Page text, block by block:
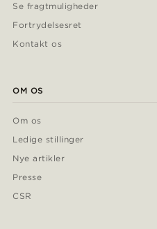
Se fragtmuligheder
Fortrydelsesret
Kontakt os
OM OS
Om os
Ledige stillinger
Nye artikler
Presse
CSR